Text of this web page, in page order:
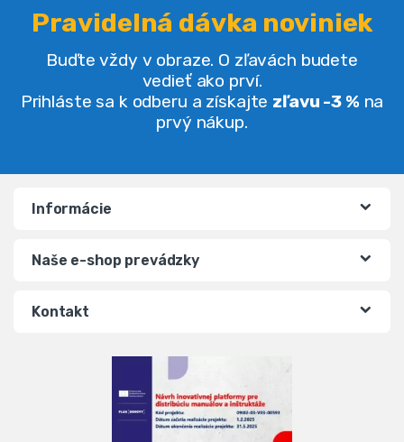
Pravidelná dávka noviniek
Buďte vždy v obraze. O zľavách budete
vedieť ako prví.
Prihláste sa k odberu a získajte zľavu -3 % na
prvý nákup.
Informácie
Naše e-shop prevádzky
Kontakt